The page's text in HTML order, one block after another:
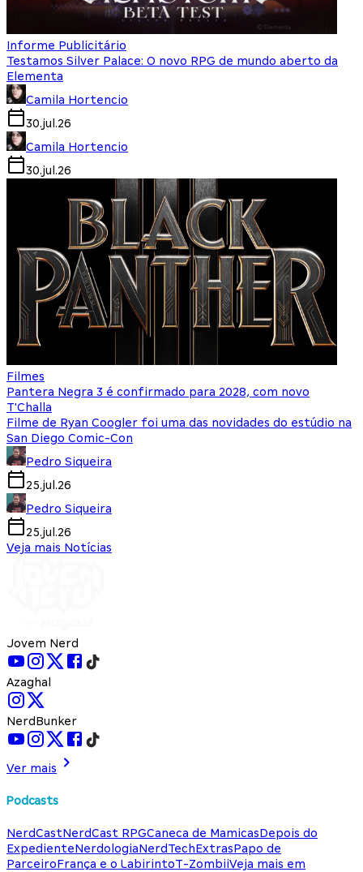
Informe Publicitário
Testamos Silver Palace: O novo RPG de mundo aberto da
Elementa
Camila Hortencio
30.jul.26
Camila Hortencio
30.jul.26
Filmes
Pantera Negra 3 é confirmado para 2028, com novo
T'Challa
Filme de Ryan Coogler foi uma das novidades do estúdio na
San Diego Comic-Con
Pedro Siqueira
25.jul.26
Pedro Siqueira
25.jul.26
Veja mais Notícias
Jovem Nerd
Azaghal
NerdBunker
Ver mais
Podcasts
NerdCastNerdCast RPGCaneca de MamicasDepois do
ExpedienteNerdologiaNerdTechExtrasPapo de
ParceiroFrança e o LabirintoT-ZombiiVeja mais em